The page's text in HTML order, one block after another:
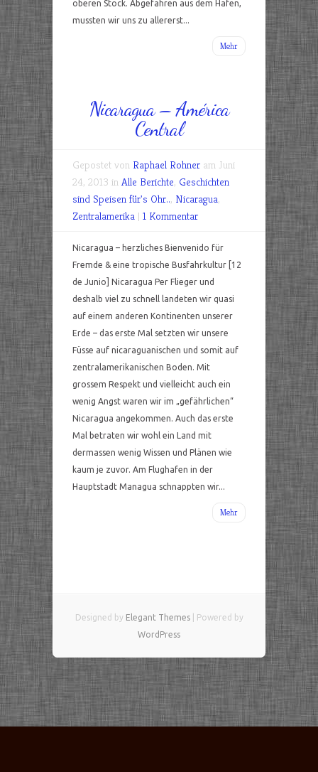
oberen Stock. Abgefahren aus dem Hafen,
mussten wir uns zu allererst...
Mehr
Nicaragua – América
Central
Gepostet von Raphael Rohner am Juni
24, 2013 in Alle Berichte, Geschichten
sind Speisen für's Ohr.., Nicaragua,
Zentralamerika | 1 Kommentar
Nicaragua – herzliches Bienvenido für
Fremde & eine tropische Busfahrkultur [12
de Junio] Nicaragua Per Flieger und
deshalb viel zu schnell landeten wir quasi
auf einem anderen Kontinenten unserer
Erde – das erste Mal setzten wir unsere
Füsse auf nicaraguanischen und somit auf
zentralamerikanischen Boden. Mit
grossem Respekt und vielleicht auch ein
wenig Angst waren wir im „gefährlichen“
Nicaragua angekommen. Auch das erste
Mal betraten wir wohl ein Land mit
dermassen wenig Wissen und Plänen wie
kaum je zuvor. Am Flughafen in der
Hauptstadt Managua schnappten wir...
Mehr
Designed by Elegant Themes| Powered by
WordPress